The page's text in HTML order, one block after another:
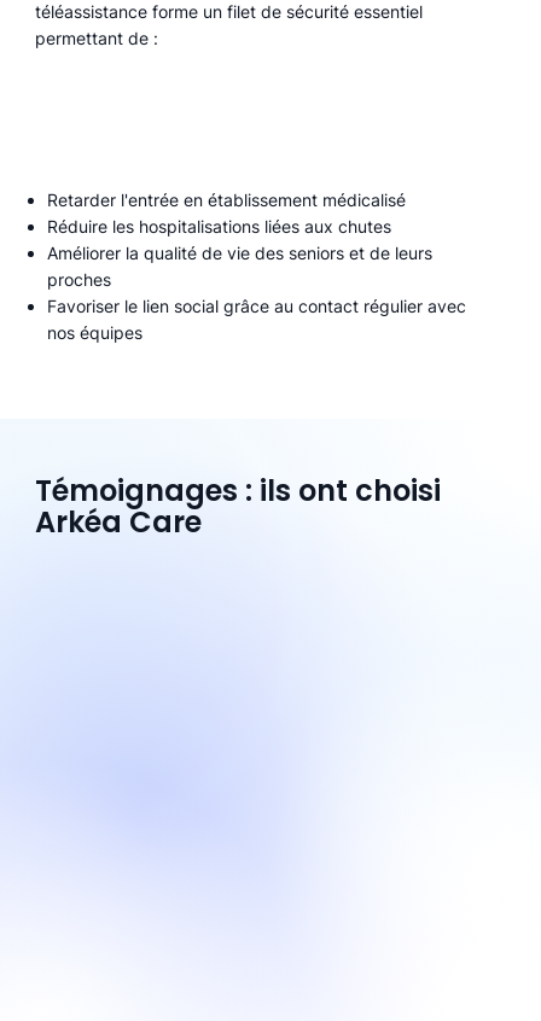
téléassistance forme un filet de sécurité essentiel
permettant de :
Retarder l'entrée en établissement médicalisé
Réduire les hospitalisations liées aux chutes
Améliorer la qualité de vie des seniors et de leurs
proches
Favoriser le lien social grâce au contact régulier avec
nos équipes
Témoignages : ils ont choisi
Arkéa Care